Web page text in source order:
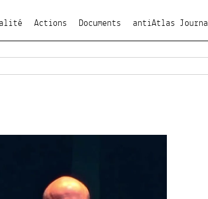
Actions Documents antiAtlas